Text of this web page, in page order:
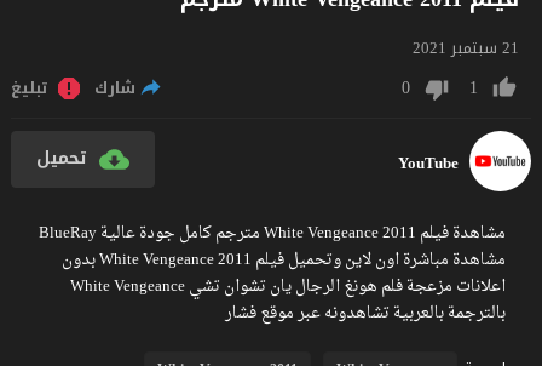
21 سبتمبر 2021
1
0 شارك تبليغ
YouTube تحميل
مشاهدة فيلم White Vengeance 2011 مترجم كامل جودة عالية BlueRay
مشاهدة مباشرة اون لاين وتحميل فيلم White Vengeance 2011 بدون
اعلانات مزعجة فلم هونغ الرجال يان تشوان تشي White Vengeance
بالترجمة بالعربية تشاهدونه عبر موقع فشار